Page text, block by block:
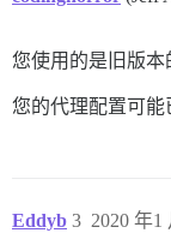
您使用的是旧版本
您的代理配置可能
Eddyb 2020 年1
3